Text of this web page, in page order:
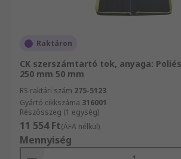
Raktáron
CK szerszámtartó tok, anyaga:
250 mm 50 mm
RS raktári szám 275-5123
Gyártó cikkszáma 316001
Részösszeg (1 egység)
11 554 Ft(ÁFA nélkül)
Mennyiség